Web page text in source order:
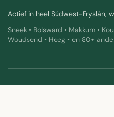
Actief in heel Súdwest-Fryslân,
Sneek • Bolsward • Makkum •
Woudsend • Heeg • en 80+